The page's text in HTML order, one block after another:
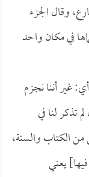
وقال الجزء
في مكان واحد
غير أننا نجزم
تذكر لنا في
الكتاب والسنة،
يعني